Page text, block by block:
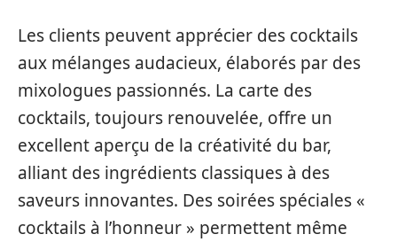
Les clients peuvent apprécier des cocktails
aux mélanges audacieux, élaborés par des
mixologues passionnés. La carte des
cocktails, toujours renouvelée, offre un
excellent aperçu de la créativité du bar,
alliant des ingrédients classiques à des
saveurs innovantes. Des soirées spéciales «
cocktails à l’honneur » permettent même